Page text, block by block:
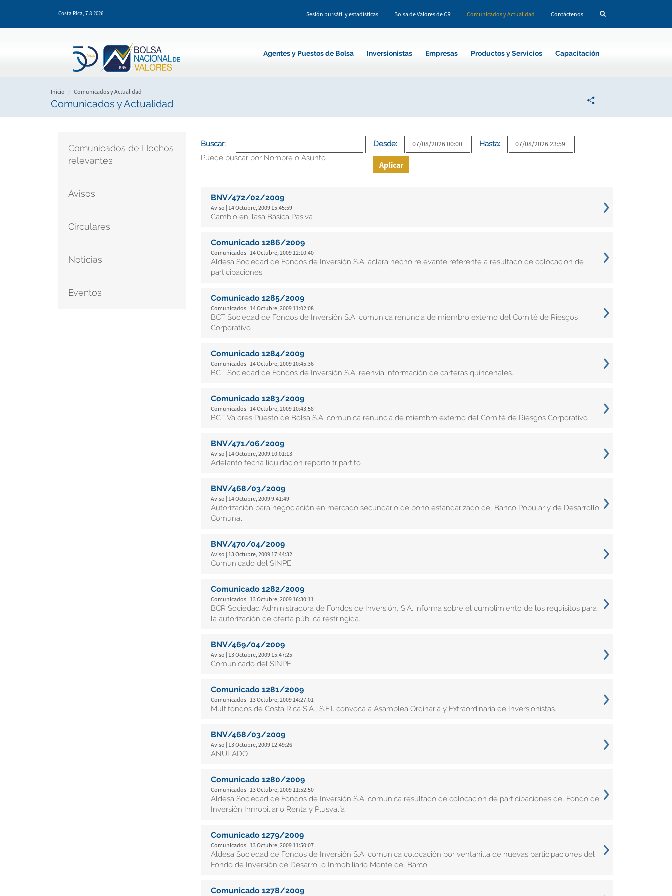
Costa Rica, 7-8-2026 Sesión bursátil y estadísticas Bolsa de Valores de CR Comunicados y Actualidad Contáctenos
Agentes y Puestos de Bolsa Inversionistas Empresas Productos y Servicios Capacitación
Inicio Comunicados y Actualidad
Comunicados y Actualidad
Comunicados de Hechos
relevantes
Avisos
Circulares
Noticias
Eventos
Buscar:
Puede buscar por Nombre o Asunto
Desde: Hasta:
Aplicar
BNV/472/02/2009
Aviso | 14 Octubre, 2009 15:45:59
Cambio en Tasa Básica Pasiva
Comunicado 1286/2009
Comunicados | 14 Octubre, 2009 12:10:40
Aldesa Sociedad de Fondos de Inversión S.A. aclara hecho relevante referente a resultado de colocación de
participaciones
Comunicado 1285/2009
Comunicados | 14 Octubre, 2009 11:02:08
BCT Sociedad de Fondos de Inversión S.A. comunica renuncia de miembro externo del Comité de Riesgos
Corporativo
Comunicado 1284/2009
Comunicados | 14 Octubre, 2009 10:45:36
BCT Sociedad de Fondos de Inversión S.A. reenvía información de carteras quincenales.
Comunicado 1283/2009
Comunicados | 14 Octubre, 2009 10:43:58
BCT Valores Puesto de Bolsa S.A. comunica renuncia de miembro externo del Comité de Riesgos Corporativo
BNV/471/06/2009
Aviso | 14 Octubre, 2009 10:01:13
Adelanto fecha liquidación reporto tripartito
BNV/468/03/2009
Aviso | 14 Octubre, 2009 9:41:49
Autorización para negociación en mercado secundario de bono estandarizado del Banco Popular y de Desarrollo
Comunal
BNV/470/04/2009
Aviso | 13 Octubre, 2009 17:44:32
Comunicado del SINPE
Comunicado 1282/2009
Comunicados | 13 Octubre, 2009 16:30:11
BCR Sociedad Administradora de Fondos de Inversión, S.A. informa sobre el cumplimiento de los requisitos para
la autorización de oferta pública restringida.
BNV/469/04/2009
Aviso | 13 Octubre, 2009 15:47:25
Comunicado del SINPE
Comunicado 1281/2009
Comunicados | 13 Octubre, 2009 14:27:01
Multifondos de Costa Rica S.A., S.F.I. convoca a Asamblea Ordinaria y Extraordinaria de Inversionistas.
BNV/468/03/2009
Aviso | 13 Octubre, 2009 12:49:26
ANULADO
Comunicado 1280/2009
Comunicados | 13 Octubre, 2009 11:52:50
Aldesa Sociedad de Fondos de Inversión S.A. comunica resultado de colocación de participaciones del Fondo de
Inversión Inmobiliario Renta y Plusvalía
Comunicado 1279/2009
Comunicados | 13 Octubre, 2009 11:50:07
Aldesa Sociedad de Fondos de Inversión S.A. comunica colocación por ventanilla de nuevas participaciones del
Fondo de Inversión de Desarrollo Inmobiliario Monte del Barco
Comunicado 1278/2009